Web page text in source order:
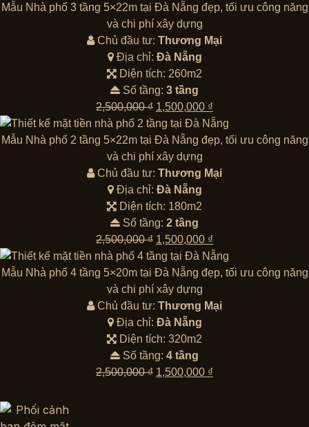
là:
2,500,000 ₫.
tại
1,500,000 ₫.
Mẫu Nhà phố 3 tầng 5×22m tại Đà Nẵng đẹp, tối ưu công năng
và chi phí xây dựng
Chủ đầu tư: Thương Mại
Địa chỉ: Đà Nẵng
Diện tích: 260m2
Số tầng: 3 tầng
2,500,000₫ Giá
gốc
là:
2,500,000 ₫.
1,500,000 ₫
hiện
tại
1,500,000 ₫.
Mẫu Nhà phố 2 tầng 5×22m tại Đà Nẵng đẹp, tối ưu công năng
và chi phí xây dựng
Chủ đầu tư: Thương Mại
Địa chỉ: Đà Nẵng
Diện tích: 180m2
Số tầng: 2 tầng
2,500,000₫ Giá
gốc
là:
2,500,000 ₫.
1,500,000 ₫
hiện
tại
1,500,000 ₫.
Mẫu Nhà phố 4 tầng 5×20m tại Đà Nẵng đẹp, tối ưu công năng
và chi phí xây dựng
Chủ đầu tư: Thương Mại
Địa chỉ: Đà Nẵng
Diện tích: 320m2
Số tầng: 4 tầng
2,500,000₫ Giá
1,500,000 ₫